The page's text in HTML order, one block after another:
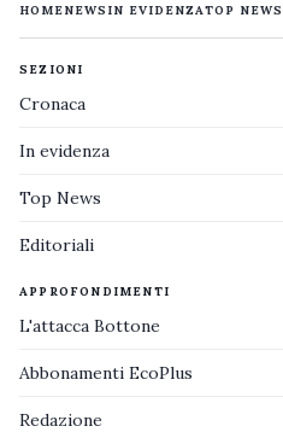
HOMENEWS IN EVIDENZATOP NEWS
SEZIONI
Cronaca
In evidenza
Top News
Editoriali
APPROFONDIMENTI
L'attacca Bottone
Abbonamenti EcoPlus
Redazione